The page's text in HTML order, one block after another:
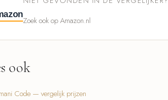
Zoek ook op Amazon.nl
ook
Code — vergelijk prijzen